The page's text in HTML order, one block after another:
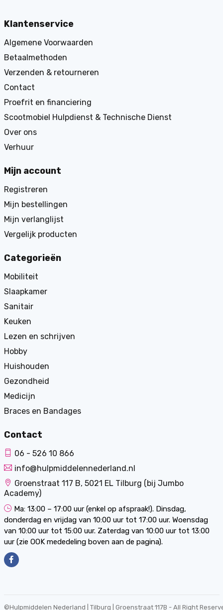
Klantenservice
Algemene Voorwaarden
Betaalmethoden
Verzenden & retourneren
Contact
Proefrit en financiering
Scootmobiel Hulpdienst & Technische Dienst
Over ons
Verhuur
Mijn account
Registreren
Mijn bestellingen
Mijn verlanglijst
Vergelijk producten
Categorieën
Mobiliteit
Slaapkamer
Sanitair
Keuken
Lezen en schrijven
Hobby
Huishouden
Gezondheid
Medicijn
Braces en Bandages
Contact
06 - 526 10 866
info@hulpmiddelennederland.nl
Groenstraat 117 B, 5021 EL Tilburg (bij Jumbo
Academy)
Ma: 13:00 – 17:00 uur (enkel op afspraak!). Dinsdag,
donderdag en vrijdag van 10:00 uur tot 17:00 uur. Woensdag
van 10:00 uur tot 15:00 uur. Zaterdag van 10:00 uur tot 13:00
uur (zie OOK mededeling boven aan de pagina).
©Hulpmiddelen Nederland | Tilburg | Groenstraat 117B - All Right